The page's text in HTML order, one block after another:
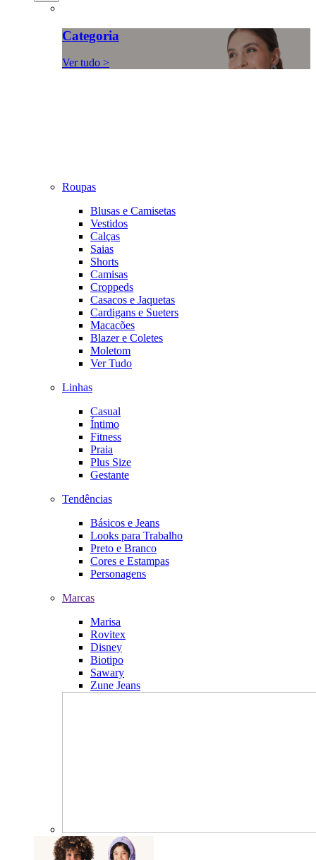
Categoria
Ver tudo >
Roupas
Blusas e Camisetas
Vestidos
Calças
Saias
Shorts
Camisas
Croppeds
Casacos e Jaquetas
Cardigans e Sueters
Macacões
Blazer e Coletes
Moletom
Ver Tudo
Linhas
Casual
Íntimo
Fitness
Praia
Plus Size
Gestante
Tendências
Básicos e Jeans
Looks para Trabalho
Preto e Branco
Cores e Estampas
Personagens
Marcas
Marisa
Rovitex
Disney
Biotipo
Sawary
Zune Jeans